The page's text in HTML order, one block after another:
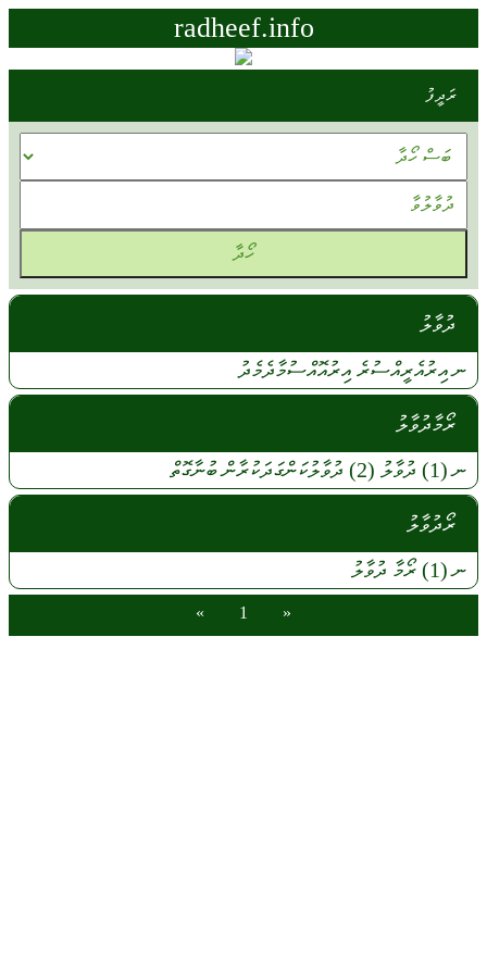
radheef.info
ރަދީފު
ދުވާލު
ނއިރުއެރީއްސުރެ އިރުއޮއްސުމާދެމެދު
ރޯމާދުވާލު
ނ(1) ދުވާލު (2) ދުވާލުކަންގަދަކުރާންބުނާގޮތް
ރޯދުވާލު
ނ(1) ރޯމާ ދުވާލު
«
1
»